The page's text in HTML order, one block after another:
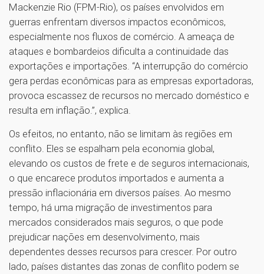
Mackenzie Rio (FPM-Rio), os países envolvidos em
guerras enfrentam diversos impactos econômicos,
especialmente nos fluxos de comércio. A ameaça de
ataques e bombardeios dificulta a continuidade das
exportações e importações. “A interrupção do comércio
gera perdas econômicas para as empresas exportadoras,
provoca escassez de recursos no mercado doméstico e
resulta em inflação.”, explica.
Os efeitos, no entanto, não se limitam às regiões em
conflito. Eles se espalham pela economia global,
elevando os custos de frete e de seguros internacionais,
o que encarece produtos importados e aumenta a
pressão inflacionária em diversos países. Ao mesmo
tempo, há uma migração de investimentos para
mercados considerados mais seguros, o que pode
prejudicar nações em desenvolvimento, mais
dependentes desses recursos para crescer. Por outro
lado, países distantes das zonas de conflito podem se